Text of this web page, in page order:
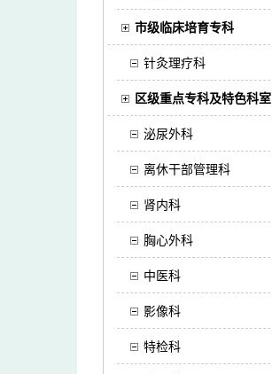
市级临床培育专科
针灸理疗科
区级重点专科及特色科室
泌尿外科
离休干部管理科
肾内科
胸心外科
中医科
影像科
特检科